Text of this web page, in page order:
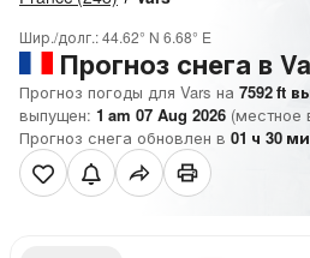
Шир./долг.:44.62° N 6.68° E
Прогноз снега в
Прогноз погоды для Vars на 7592ft
выпущен: 1 am 07 Aug 2026 (местное
Прогноз снега обновлен в 01 ч 30